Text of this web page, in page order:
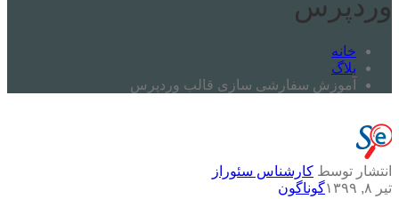
وردپرس
خانه
بلاگ
آموزش سفارشی سازی قالب وردپرس
انتشار توسط کارشناس سئوراز
تیر ۸, ۱۳۹۹
گوناگون